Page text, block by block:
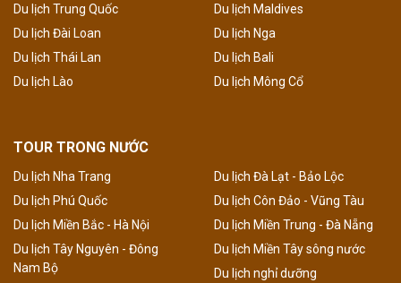
Du lịch Trung Quốc
Du lịch Maldives
Du lịch Đài Loan
Du lịch Nga
Du lịch Thái Lan
Du lịch Bali
Du lịch Lào
Du lịch Mông Cổ
TOUR TRONG NƯỚC
Du lịch Nha Trang
Du lịch Đà Lạt - Bảo Lộc
Du lịch Phú Quốc
Du lịch Côn Đảo - Vũng Tàu
Du lịch Miền Bắc - Hà Nội
Du lịch Miền Trung - Đà Nẵng
Du lịch Tây Nguyên - Đông
Nam Bộ
Du lịch Miền Tây sông nước
Du lịch nghỉ dưỡng